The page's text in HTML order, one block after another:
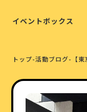
イベントボックス
トップ-活動ブログ- 【